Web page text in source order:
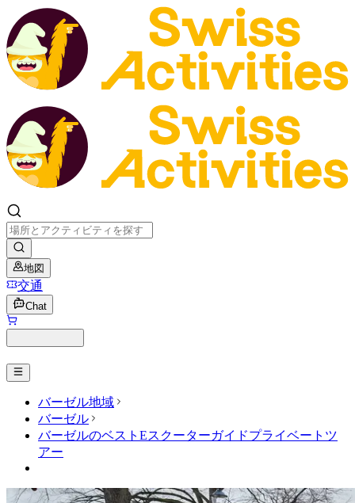
地図
交通
Chat
バーゼル地域
バーゼル
バーゼルのベストEスクーターガイドプライベートツ
アー